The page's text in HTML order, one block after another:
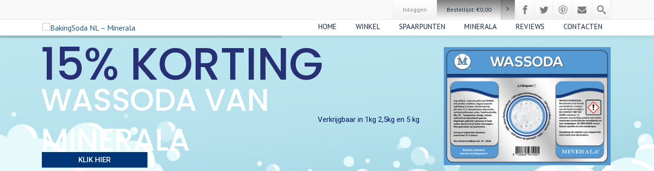
Inloggen Bestellijst:€0,00
HOME WINKEL SPAARPUNTEN MINERALA REVIEWS CONTACTEN
15% KORTING
KLIK HIER
WASSODA VAN
MINERALA
Verkrijgbaar in 1kg 2,5kg en 5 kg